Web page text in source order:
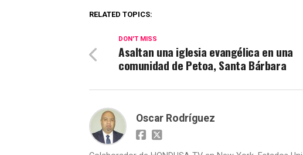
RELATED TOPICS:
DON'T MISS
Asaltan una iglesia evangélica en una
comunidad de Petoa, Santa Bárbara
Oscar Rodríguez